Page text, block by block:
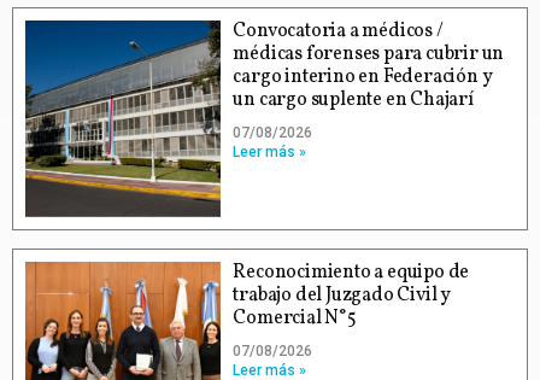
Convocatoria a médicos /
médicas forenses para cubrir un
cargo interino en Federación y
un cargo suplente en Chajarí
07/08/2026
Leer más »
Reconocimiento a equipo de
trabajo del Juzgado Civil y
Comercial N°5
07/08/2026
Leer más »